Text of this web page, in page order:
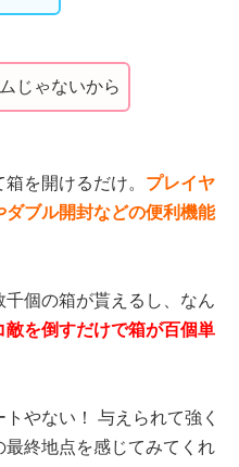
じゃないから
を開けるだけ。 プレイヤ
ブル開封などの便利機能
個の箱が貰えるし、なん
を倒すだけで箱が百個単
やない！ 与えられて強く
終地点を感じてみてくれ